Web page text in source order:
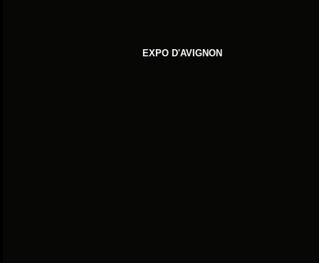
EXPO D'AVIGNON